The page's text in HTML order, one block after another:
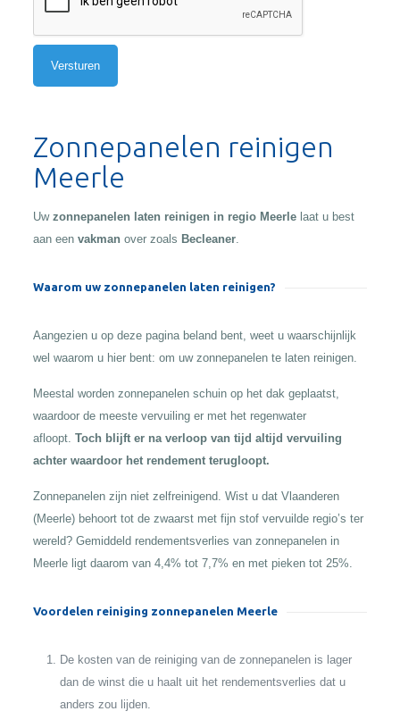
Zonnepanelen reinigen
Meerle
Uw zonnepanelen laten reinigen in regio Meerle laat u best
aan een vakman over zoals Becleaner.
Waarom uw zonnepanelen laten reinigen?
Aangezien u op deze pagina beland bent, weet u waarschijnlijk
wel waarom u hier bent: om uw zonnepanelen te laten reinigen.
Meestal worden zonnepanelen schuin op het dak geplaatst,
waardoor de meeste vervuiling er met het regenwater
afloopt. Toch blijft er na verloop van tijd altijd vervuiling
achter waardoor het rendement terugloopt.
Zonnepanelen zijn niet zelfreinigend. Wist u dat Vlaanderen
(Meerle) behoort tot de zwaarst met fijn stof vervuilde regio’s ter
wereld? Gemiddeld rendementsverlies van zonnepanelen in
Meerle ligt daarom van 4,4% tot 7,7% en met pieken tot 25%.
Voordelen reiniging zonnepanelen Meerle
De kosten van de reiniging van de zonnepanelen is lager
dan de winst die u haalt uit het rendementsverlies dat u
anders zou lijden.